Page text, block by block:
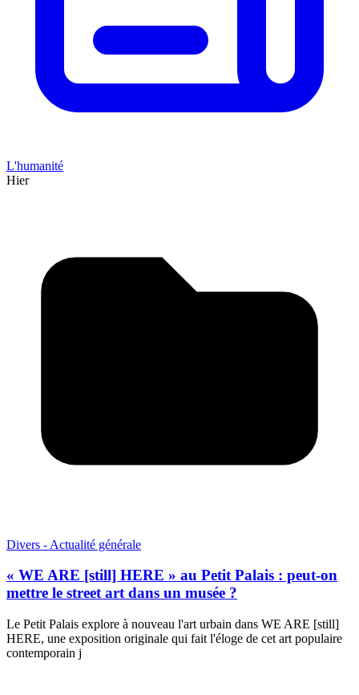
L'humanité
Hier
Divers - Actualité générale
« WE ARE [still] HERE » au Petit Palais : peut-on
mettre le street art dans un musée ?
Le Petit Palais explore à nouveau l'art urbain dans WE ARE [still]
HERE, une exposition originale qui fait l'éloge de cet art populaire
contemporain j